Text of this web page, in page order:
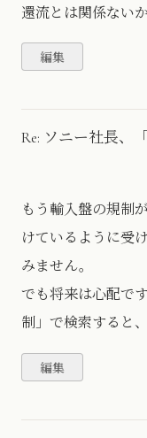
還流とは関係ない
Re: ソニー社長、
もう輸入盤の規制
けているように受
みません。
でも将来は心配で
制」で検索すると